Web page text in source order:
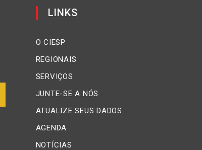
LINKS
O CIESP
REGIONAIS
SERVIÇOS
JUNTE-SE A NÓS
ATUALIZE SEUS DADOS
AGENDA
NOTÍCIAS